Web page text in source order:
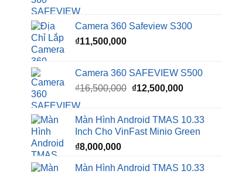
Camera 360 Safeview S300
₫11,500,000
Camera 360 SAFEVIEW S500
₫16,500,000 Giá
₫16,500,000.
₫12,500,000Giá
là:
Màn Hình Android TMAS 10.33
Inch Cho VinFast Minio Green
₫8,000,000
Màn Hình Android TMAS 10.33